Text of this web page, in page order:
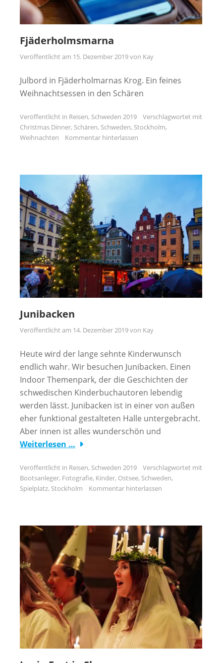
Fjäderholmsmarna
Veröffentlicht am 15. Dezember 2019von Kay
Julbord in Fjäderholmarnas Krog. Ein feines
Weihnachtsessen in den Schären
Veröffentlicht in Reisen, Schweden 2019
Verschlagwortet mit
Christmas Dinner, Schären, Schweden, Stockholm,
Weihnachten
Kommentar hinterlassen
Junibacken
Veröffentlicht am 14. Dezember 2019von Kay
Heute wird der lange sehnte Kinderwunsch
endlich wahr. Wir besuchen Junibacken. Einen
Indoor Themenpark, der die Geschichten der
schwedischen Kinderbuchautoren lebendig
werden lässt. Junibacken ist in einer von außen
eher funktional gestalteten Halle untergebracht.
Aber innen ist alles wunderschön und
Weiterlesen …
Veröffentlicht in Reisen, Schweden 2019
Verschlagwortet mit
Bootsanleger, Fotografie, Kinder, Ostsee, Schweden,
Spielplatz, Stockholm Kommentar hinterlassen